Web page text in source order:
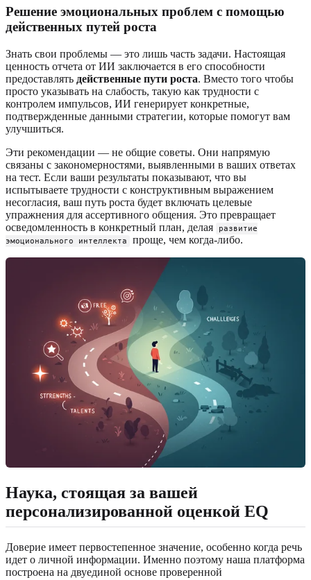
Решение эмоциональных проблем с помощью
действенных путей роста
Знать свои проблемы — это лишь часть задачи. Настоящая
ценность отчета от ИИ заключается в его способности
предоставлять действенные пути роста. Вместо того чтобы
просто указывать на слабость, такую как трудности с
контролем импульсов, ИИ генерирует конкретные,
подтвержденные данными стратегии, которые помогут вам
улучшиться.
Эти рекомендации — не общие советы. Они напрямую
связаны с закономерностями, выявленными в ваших ответах
на тест. Если ваши результаты показывают, что вы
испытываете трудности с конструктивным выражением
несогласия, ваш путь роста будет включать целевые
упражнения для ассертивного общения. Это превращает
осведомленность в конкретный план, делая
развитие
эмоционального интеллекта
проще, чем когда-либо.
Наука, стоящая за вашей
персонализированной оценкой EQ
Доверие имеет первостепенное значение, особенно когда речь
идет о личной информации. Именно поэтому наша платформа
построена на двуединой основе проверенной